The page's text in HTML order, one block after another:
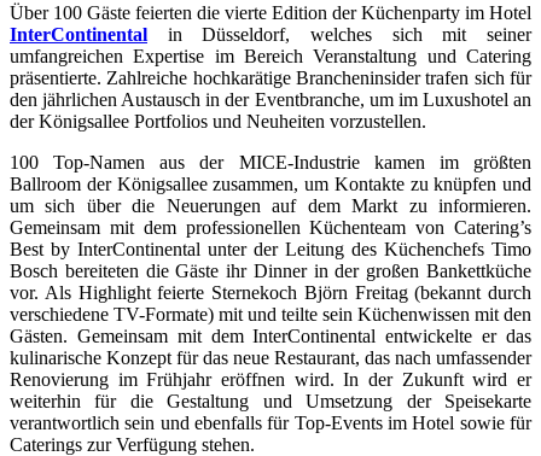
Über 100 Gäste feierten die vierte Edition der Küchenparty im Hotel
InterContinental in Düsseldorf, welches sich mit seiner
umfangreichen Expertise im Bereich Veranstaltung und Catering
präsentierte. Zahlreiche hochkarätige Brancheninsider trafen sich für
den jährlichen Austausch in der Eventbranche, um im Luxushotel an
der Königsallee Portfolios und Neuheiten vorzustellen.
100 Top-Namen aus der MICE-Industrie kamen im größten
Ballroom der Königsallee zusammen, um Kontakte zu knüpfen und
um sich über die Neuerungen auf dem Markt zu informieren.
Gemeinsam mit dem professionellen Küchenteam von Catering’s
Best by InterContinental unter der Leitung des Küchenchefs Timo
Bosch bereiteten die Gäste ihr Dinner in der großen Bankettküche
vor. Als Highlight feierte Sternekoch Björn Freitag (bekannt durch
verschiedene TV-Formate) mit und teilte sein Küchenwissen mit den
Gästen. Gemeinsam mit dem InterContinental entwickelte er das
kulinarische Konzept für das neue Restaurant, das nach umfassender
Renovierung im Frühjahr eröffnen wird. In der Zukunft wird er
weiterhin für die Gestaltung und Umsetzung der Speisekarte
verantwortlich sein und ebenfalls für Top-Events im Hotel sowie für
Caterings zur Verfügung stehen.